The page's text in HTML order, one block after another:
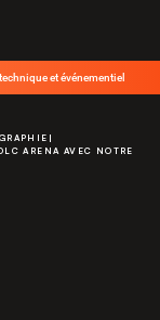
et événementiel
|
ARENA AVEC NOTRE